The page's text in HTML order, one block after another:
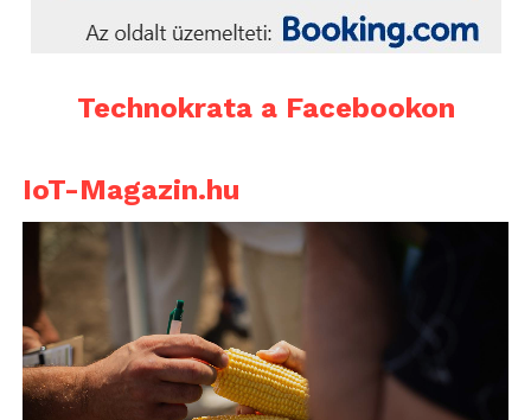
Technokrata a Facebookon
IoT-Magazin.hu